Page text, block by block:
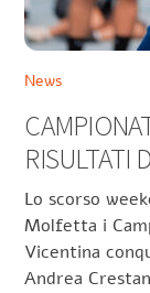
News
RISULTATI
Lo scorso
Molfetta i
Vicentina
Andrea